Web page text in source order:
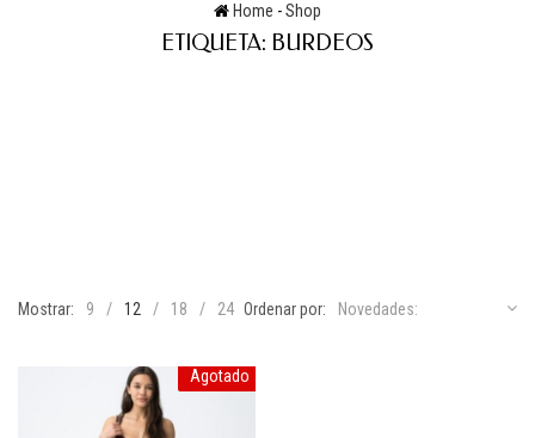
Home -Shop
ETIQUETA: BURDEOS
Mostrar: 9 12 18 24 Ordenar por: Novedades:
Agotado